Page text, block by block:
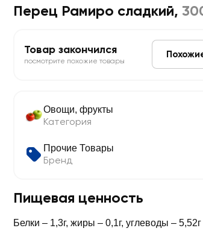
Перец Рамиро сладкий,
Товар закончился
посмотрите похожие товары
Овощи, фрукты
Категория
Прочие Товары
Бренд
Пищевая ценность
Белки – 1,3г, жиры – 0,1г, углеводы – 5,52г